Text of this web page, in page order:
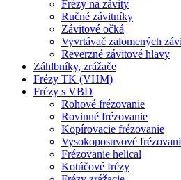
Frézy na závity
Ručné závitníky
Závitové očká
Vyvrtávač zalomených
Reverzné závitové hlavy
Záhlbníky, zrážače
Frézy TK (VHM)
Frézy s VBD
Rohové frézovanie
Rovinné frézovanie
Kopírovacie frézovanie
Vysokoposuvové
Frézovanie helical
Kotúčové frézy